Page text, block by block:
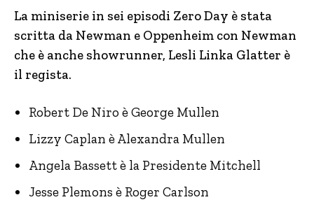
La miniserie in sei episodi Zero Day è stata
scritta da Newman e Oppenheim con Newman
che è anche showrunner, Lesli Linka Glatter è
il regista.
Robert De Niro è George Mullen
Lizzy Caplan è Alexandra Mullen
Angela Bassett è la Presidente Mitchell
Jesse Plemons è Roger Carlson